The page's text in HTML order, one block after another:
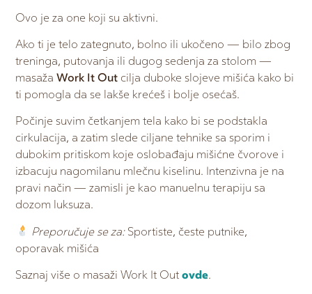
Ovo je za one koji su aktivni.
Ako ti je telo zategnuto, bolno ili ukočeno — bilo zbog
treninga, putovanja ili dugog sedenja za stolom —
masažaWork It Out cilja duboke slojeve mišića kako bi
ti pomogla da se lakše krećeš i bolje osećaš.
Počinje suvim četkanjem tela kako bi se podstakla
cirkulacija, a zatim slede ciljane tehnike sa sporim i
dubokim pritiskom koje oslobađaju mišićne čvorove i
izbacuju nagomilanu mlečnu kiselinu. Intenzivna je na
pravi način — zamisli je kao manuelnu terapiju sa
dozom luksuza.
Preporučuje se za:Sportiste, česte putnike,
oporavak mišića
Saznaj više o masaži Work It Outovde.